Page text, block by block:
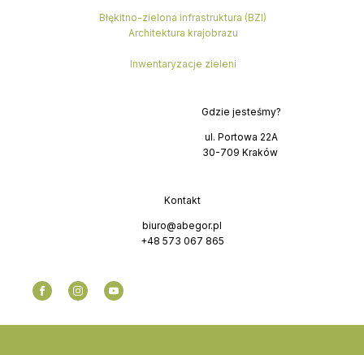
Błękitno-zielona infrastruktura (BZI)
Architektura krajobrazu
Inwentaryzacje zieleni
Gdzie jesteśmy?
ul. Portowa 22A
30-709 Kraków
Kontakt
biuro@abegor.pl
+48 573 067 865